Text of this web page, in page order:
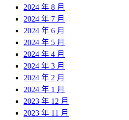
2024 年 8 月
2024 年 7 月
2024 年 6 月
2024 年 5 月
2024 年 4 月
2024 年 3 月
2024 年 2 月
2024 年 1 月
2023 年 12 月
2023 年 11 月